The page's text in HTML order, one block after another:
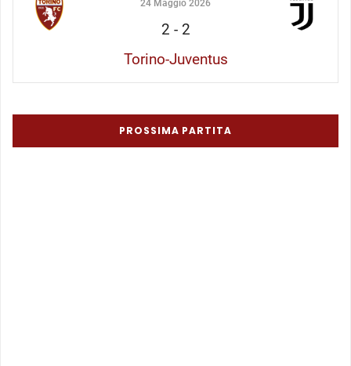
24 Maggio 2026
2 - 2
Torino-Juventus
PROSSIMA PARTITA